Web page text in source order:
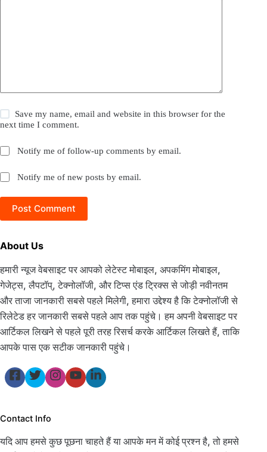
Save my name, email and website in this browser for the
next time I comment.
Notify me of follow-up comments by email.
Notify me of new posts by email.
Post Comment
About Us
हमारी न्यूज वेबसाइट पर आपको लेटेस्ट मोबाइल, अपकमिंग मोबाइल,
गेजेट्स, लैपटॉप्, टेक्नोलॉजी, और टिप्स एंड ट्रिक्स से जोड़ी नवीनतम
और ताजा जानकारी सबसे पहले मिलेगी, हमारा उद्देश्य है कि टेक्नोलॉजी से
रिलेटेड हर जानकारी सबसे पहले आप तक पहुंचे। हम अपनी वेबसाइट पर
आर्टिकल लिखने से पहले पूरी तरह रिसर्च करके आर्टिकल लिखते हैं, ताकि
आपके पास एक सटीक जानकारी पहुंचे।
Contact Info
यदि आप हमसे कुछ पूछना चाहते हैं या आपके मन में कोई प्रश्न है, तो हमसे